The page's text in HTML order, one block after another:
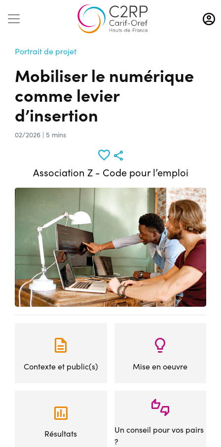
Aller
au
contenu
Portrait de projet
Mobiliser le numérique
comme levier
d’insertion
02/2026 | 5 mins
Association Z - Code pour l’emploi
Contexte et public(s) Mise en oeuvre
Résultats
Un conseil pour vos pairs
?